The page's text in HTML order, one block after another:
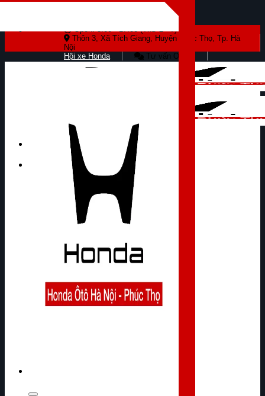
Open: 8:00 - 17:00 (Thứ 2 - 7)
Thôn 3, Xã Tích Giang, Huyện Phúc Thọ, Tp. Hà
Nội
Hội xe Honda
Tư vấn Online